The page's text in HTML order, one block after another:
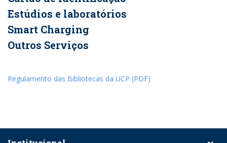
Estúdios e laboratórios
Smart Charging
Outros Serviços
Regulamento das Bibliotecas da UCP (PDF)